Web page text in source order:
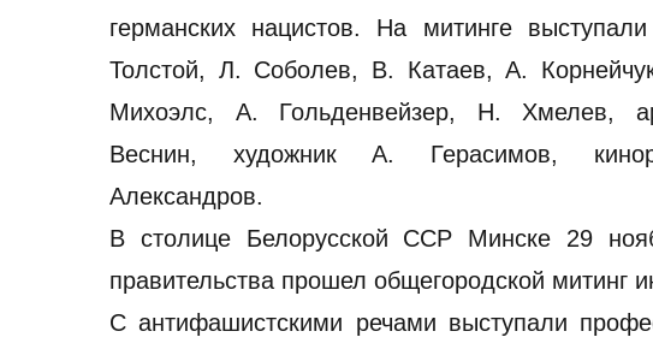
германских нацистов. На митинге
Толстой, Л. Соболев, В. Катаев, А.
Михоэлс, А. Гольденвейзер, Н. Хмелев,
Веснин, художник А. Герасимов,
Александров.
В столице Белорусской ССР Минске 29
правительства прошел общегородской митинг
С антифашистскими речами выступали